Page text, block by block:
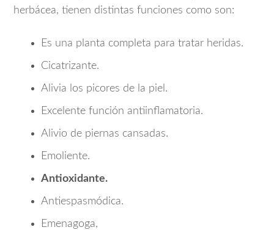
herbácea, tienen distintas funciones como son:
Es una planta completa para tratar heridas.
Cicatrizante.
Alivia los picores de la piel.
Excelente función antiinflamatoria.
Alivio de piernas cansadas.
Emoliente.
Antioxidante.
Antiespasmódica.
Emenagoga,